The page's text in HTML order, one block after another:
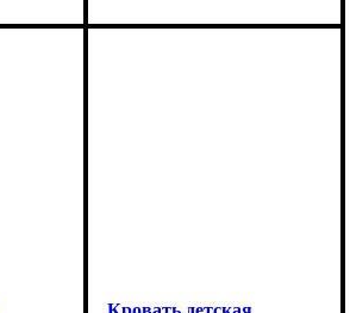
Ширина: 156 см